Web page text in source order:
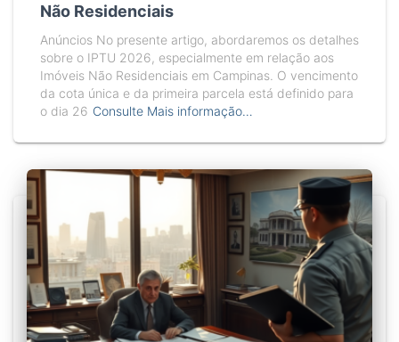
Não Residenciais
Anúncios No presente artigo, abordaremos os detalhes
sobre o IPTU 2026, especialmente em relação aos
Imóveis Não Residenciais em Campinas. O vencimento
da cota única e da primeira parcela está definido para
o dia 26 Consulte Mais informação…